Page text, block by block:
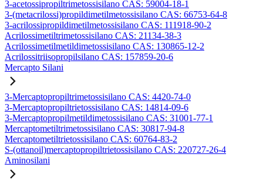
3-acetossipropiltrimetossisilano CAS: 59004-18-1
3-(metacrilossi)propildimetilmetossisilano CAS: 66753-64-8
3-acrilossipropildimetilmetossisilano CAS: 111918-90-2
Acrilossimetiltrimetossisilano CAS: 21134-38-3
Acrilossimetilmetildimetossisilano CAS: 130865-12-2
Acrilossitriisopropilsilano CAS: 157859-20-6
Mercapto Silani
3-Mercaptopropiltrimetossisilano CAS: 4420-74-0
3-Mercaptopropiltrietossisilano CAS: 14814-09-6
3-Mercaptopropilmetildimetossisilano CAS: 31001-77-1
Mercaptometiltrimetossisilano CAS: 30817-94-8
Mercaptometiltrietossisilano CAS: 60764-83-2
S-(ottanoil)mercaptopropiltrietossisilano CAS: 220727-26-4
Aminosilani